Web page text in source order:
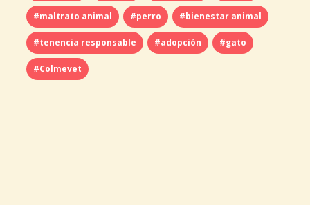
#maltrato animal #perro #bienestar animal
#tenencia responsable #adopción #gato
#Colmevet